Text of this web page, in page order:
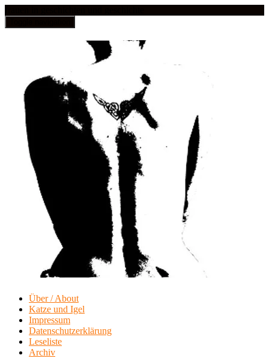
Über / About
Katze und Igel
Impressum
Datenschutzerklärung
Leseliste
Archiv